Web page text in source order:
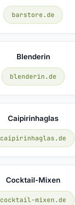
barstore.de
Blenderin
blenderin.de
Caipirinhaglas
caipirinhaglas.de
Cocktail-Mixen
cocktail-mixen.de